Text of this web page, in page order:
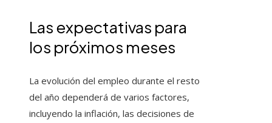
Las expectativas para
los próximos meses
La evolución del empleo durante el resto
del año dependerá de varios factores,
incluyendo la inflación, las decisiones de